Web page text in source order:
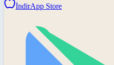
İndirApp Store